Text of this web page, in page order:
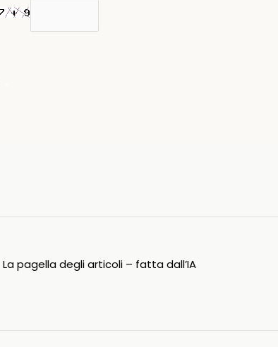
La pagella degli articoli – fatta dall’IA